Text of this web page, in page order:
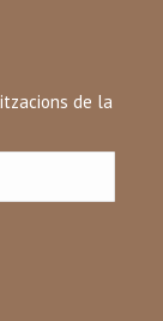
de la